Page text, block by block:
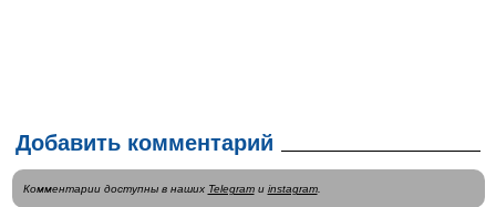
Добавить комментарий
Комментарии доступны в наших Telegramи instagram.